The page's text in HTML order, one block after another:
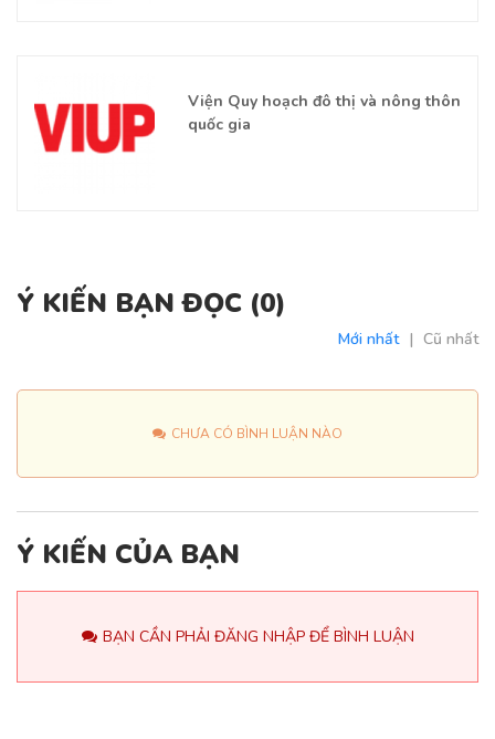
Viện Quy hoạch đô thị và nông thôn
quốc gia
Ý KIẾN BẠN ĐỌC (0)
Mới nhất | Cũ nhất
CHƯA CÓ BÌNH LUẬN NÀO
Ý KIẾN CỦA BẠN
BẠN CẦN PHẢI ĐĂNG NHẬP ĐỂ BÌNH LUẬN